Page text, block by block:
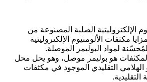
الإلكتروليتية الصلبة المصنوعة من
مكثفات الألومنيوم الإلكتروليتية
لمواد البوليمر الموصلة.
هو بوليمر موصل، وهو يحل محل
الهلامي التقليدي الموجود في مكثفات
التقليدية.